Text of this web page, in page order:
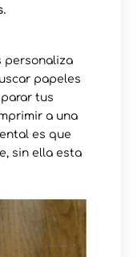
personaliza
papeles
tus
a una
es que
sin ella esta